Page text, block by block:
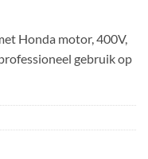
Honda motor, 400V,
gebruik op